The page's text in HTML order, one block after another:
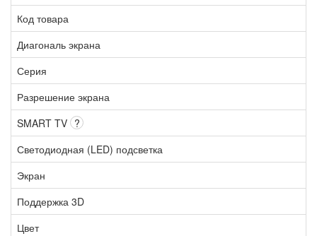
Код товара
Диагональ экрана
Серия
Разрешение экрана
SMART TV ?
Светодиодная (LED) подсветка
Экран
Поддержка 3D
Цвет